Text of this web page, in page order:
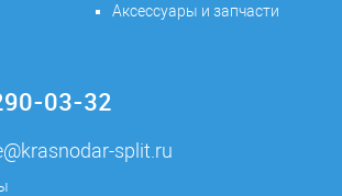
Аксессуары и запчасти
03-32
split.ru